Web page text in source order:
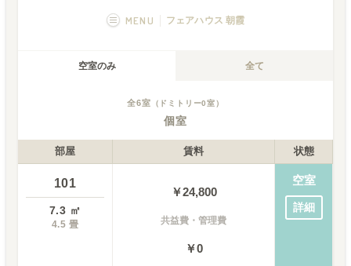
MENU フェアハウス 朝霞
空室のみ 全て
全6室 （ドミトリー0室）
個室
部屋 賃料 状態
101
7.3 ㎡
4.5 畳
￥24,800
共益費・管理費
￥0
空室
詳細